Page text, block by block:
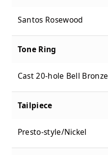
Santos Rosewood
Tone Ring
Cast 20-hole Bell Bronze
Tailpiece
Presto-style/Nickel